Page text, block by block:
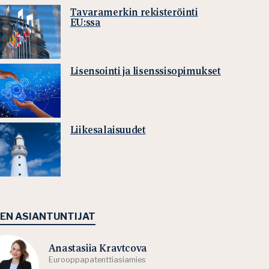
Tavaramerkin rekisteröinti
EU:ssa
Lisensointi ja lisenssisopimukset
Liikesalaisuudet
ASIANTUNTIJAT
Anastasiia Kravtcova
Eurooppapatenttiasiamies